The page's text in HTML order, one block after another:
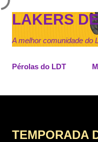
Pular para
LAKERS
A melhor comunidade do
Pérolas do LDT
TEMPORADA